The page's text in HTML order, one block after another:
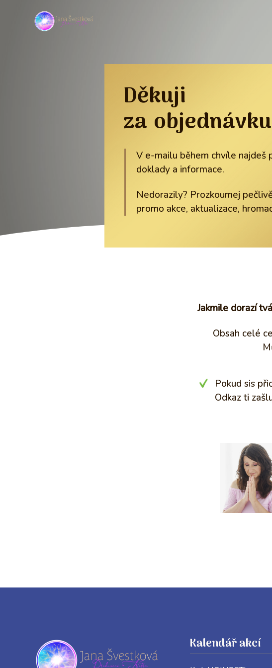
Děkuji
za objednávku
V e-mailu během chvíle najdeš
doklady a informace.
Nedorazily? Prozkoumej
promo akce, aktualizace,
Jakmile dorazí
Obsah celé
Pokud sis
Odkaz ti
Kalendář akcí